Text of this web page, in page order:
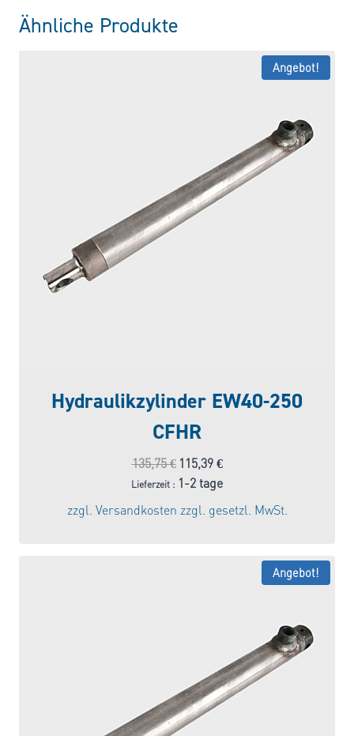
Ähnliche Produkte
Angebot!
Hydraulikzylinder EW40-250
CFHR
135,75€ Ursprünglicher
Preis
war:
135,75 €
115,39 €Aktueller
Preis
Lieferzeit : 1-2 tage
zzgl. Versandkosten zzgl. gesetzl. MwSt.
Angebot!